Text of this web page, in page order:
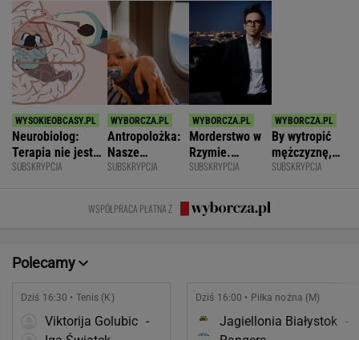
Neurobiolog:
Terapia nie jest
konieczna. Mózg
SUBSKRYPCJA
Antropolożka:
Nasze
społeczeństwo
SUBSKRYPCJA
Morderstwo w
Rzymie.
Dlaczego
zniszczyli
swoje życia?
SUBSKRYPCJA
By wytropić
mężczyznę,
nie musi
SUBSKRYPCJA
WSPÓŁPRACA PŁATNA Z
Polecamy
Dziś 16:30 • Tenis (K)
Viktorija Golubic -
Dziś 16:00 • Piłka nożna (M)
Jagiellonia Białystok -